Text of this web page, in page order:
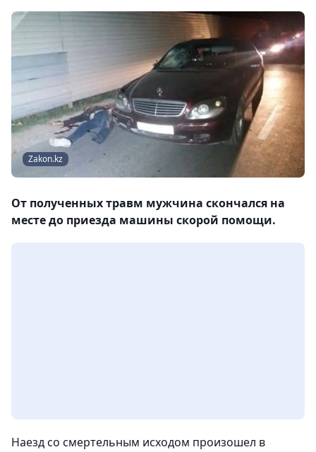
Zakon.kz
От полученных травм мужчина скончался на
месте до приезда машины скорой помощи.
Наезд со смертельным исходом произошел в